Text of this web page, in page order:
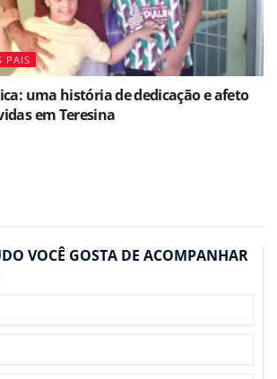
PAIS
uma história de dedicação e afeto
em Teresina
VOCÊ GOSTA DE ACOMPANHAR